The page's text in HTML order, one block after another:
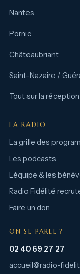
Nantes
Pornic
Châteaubriant
Saint-Nazaire /
Tout sur la
LA RADIO
La grille des
Les podcasts
L’équipe & les
Radio Fidélité
Faire un don
ON SE PARLE ?
02 40 69 27 27
accueil@radio-